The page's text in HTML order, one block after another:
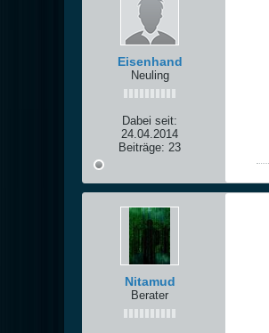
Eisenhand
Neuling
Dabei seit:
24.04.2014
Beiträge: 23
Nitamud
Berater